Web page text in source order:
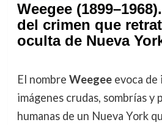
Weegee
del crimen que
oculta de Nueva
El nombre Weegeeevoca de
imágenes crudas, sombrías y
humanas de un Nueva York